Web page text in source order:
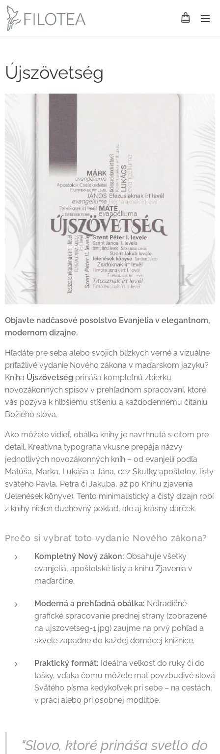
Újszövetség
Objavte nadčasové posolstvo Evanjelia v elegantnom,
modernom dizajne.
Hľadáte pre seba alebo svojich blízkych verné a vizuálne
príťažlivé vydanie Nového zákona v maďarskom jazyku?
Kniha Újszövetség prináša kompletnú zbierku
novozákonných spisov v prehľadnom spracovaní, ktoré
vás pozýva k hlbšiemu stíšeniu a každodennému čítaniu
Božieho slova.
Ako môžete vidieť, obálka knihy je navrhnutá s citom pre
detail. Kreatívna typografia vkusne prepája názvy
jednotlivých novozákonných kníh – od evanjelií podľa
Matúša, Marka, Lukáša a Jána, cez Skutky apoštolov, listy
svätého Pavla, Petra či Jakuba, až po Knihu zjavenia
(Jelenések könyve). Tento minimalistický a čistý dizajn robí
z knihy nielen duchovný poklad, ale aj krásny darček.
Prečo si vybrať toto vydanie Nového zákona?
Kompletný Nový zákon: Obsahuje všetky
evanjeliá, apoštolské listy a knihu Zjavenia v
maďarčine.
Moderná a prehľadná obálka: Netradičné
grafické spracovanie prednej strany (zobrazené
na ujszovetseg-1.jpg) zaujme na prvý pohľad a
skvele zapadne do každej domácej knižnice.
Praktický formát: Ideálna veľkosť do ruky či do
tašky, vďaka čomu môžete mať povzbudivé slová
Svätého písma kedykoľvek pri sebe – na cestách,
v práci alebo pri osobnej modlitbe.
"Slovo, ktoré prináša svetlo do